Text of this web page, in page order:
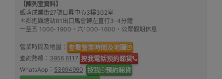
【陳列室資料】
觀塘成業街27號日昇中心3樓302室
＊鄰近觀塘站B1出口馬會轉左直行3-4分鐘
一至五 1000-1900、六1000-1600、公眾假期休息
營業時間及地圖： 查看營業時間及地圖
查詢熱線： 3956 8117 按我電話預約睇貨
WhatsApp： 53694990 按我 預約睇貨